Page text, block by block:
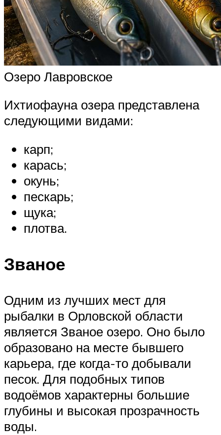
Озеро Лавровское
Ихтиофауна озера представлена
следующими видами:
карп;
карась;
окунь;
пескарь;
щука;
плотва.
Званое
Одним из лучших мест для
рыбалки в Орловской области
является Званое озеро. Оно было
образовано на месте бывшего
карьера, где когда-то добывали
песок. Для подобных типов
водоёмов характерны большие
глубины и высокая прозрачность
воды.